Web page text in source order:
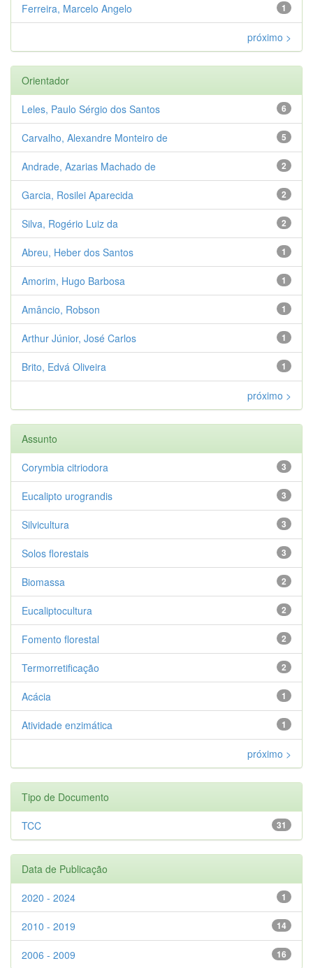
1
Ferreira, Marcelo Angelo
próximo >
Orientador
6
Leles, Paulo Sérgio dos Santos
5
Carvalho, Alexandre Monteiro de
2
Andrade, Azarias Machado de
2
Garcia, Rosilei Aparecida
2
Silva, Rogério Luiz da
1
Abreu, Heber dos Santos
1
Amorim, Hugo Barbosa
1
Amâncio, Robson
1
Arthur Júnior, José Carlos
1
Brito, Edvá Oliveira
próximo >
Assunto
3
Corymbia citriodora
3
Eucalipto urograndis
3
Silvicultura
3
Solos florestais
2
Biomassa
2
Eucaliptocultura
2
Fomento florestal
2
Termorretificação
1
Acácia
1
Atividade enzimática
próximo >
Tipo de Documento
31
TCC
Data de Publicação
1
2020 - 2024
14
2010 - 2019
16
2006 - 2009